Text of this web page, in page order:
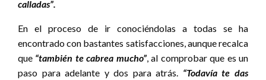
calladas”.
En el proceso de ir conociéndolas a todas se ha
encontrado con bastantes satisfacciones, aunque recalca
que “también te cabrea mucho”, al comprobar que es un
paso para adelante y dos para atrás. “Todavía te das